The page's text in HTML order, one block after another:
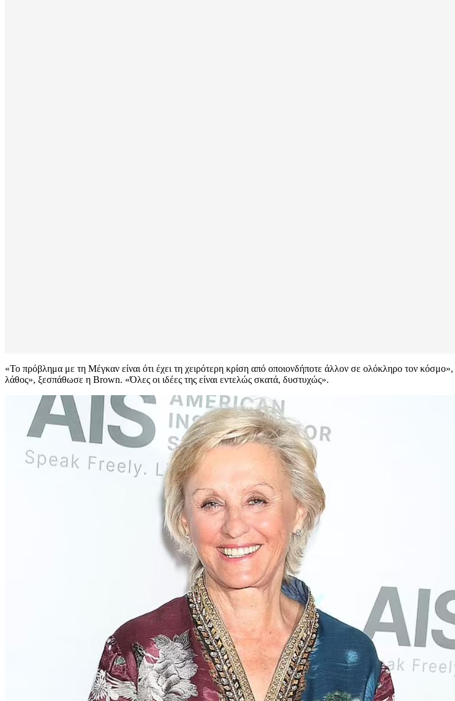
«Το πρόβλημα με τη Μέγκαν είναι ότι έχει τη χειρότερη κρίση από οποιονδήποτε άλλον σε ολόκληρο τον
λάθος», ξεσπάθωσε η Brown. «Όλες οι ιδέες της είναι εντελώς σκατά, δυστυχώς».